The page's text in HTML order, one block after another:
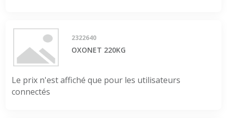
2322640
OXONET 220KG
Le prix n'est affiché que pour les utilisateurs
connectés